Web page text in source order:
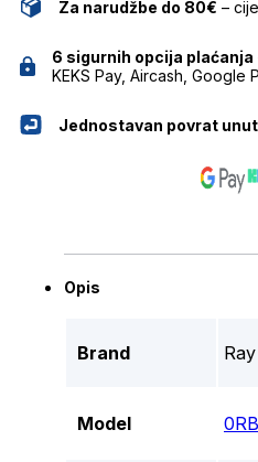
Za narudžbe do 80€ –
6 sigurnih opcija plaćanja
KEKS Pay, Aircash, Google
Jednostavan povrat
Opis
Brand
Model